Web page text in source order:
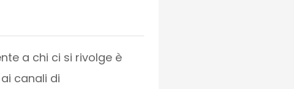
a chi ci si rivolge è
canali di